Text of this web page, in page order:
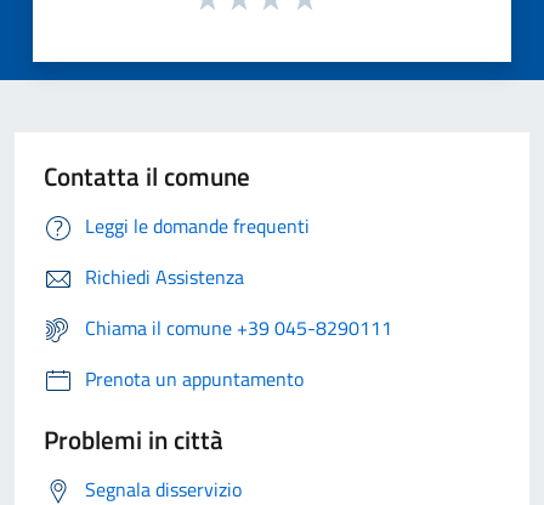
Contatta il comune
Leggi le domande frequenti
Richiedi Assistenza
Chiama il comune +39 045-8290111
Prenota un appuntamento
Problemi in città
Segnala disservizio